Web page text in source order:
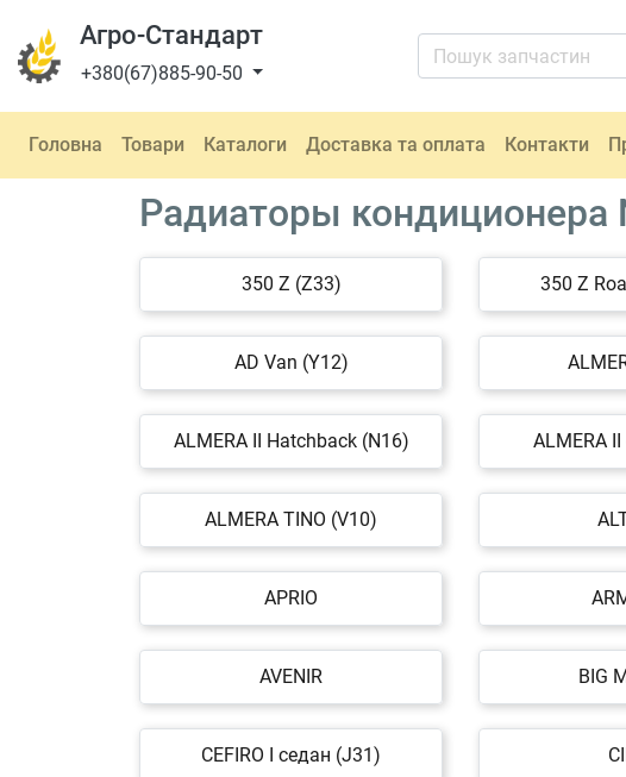
Агро-Стандарт
+380(67)885-90-50
Головна Товари Каталоги Доставка та оплата Контакти
Радиаторы кондиционера
350 Z (Z33) 350 Z
AD Van (Y12)
ALMERA II Hatchback (N16) ALMERA
ALMERA TINO (V10)
APRIO
AVENIR BIG
CEFIRO I седан (J31)